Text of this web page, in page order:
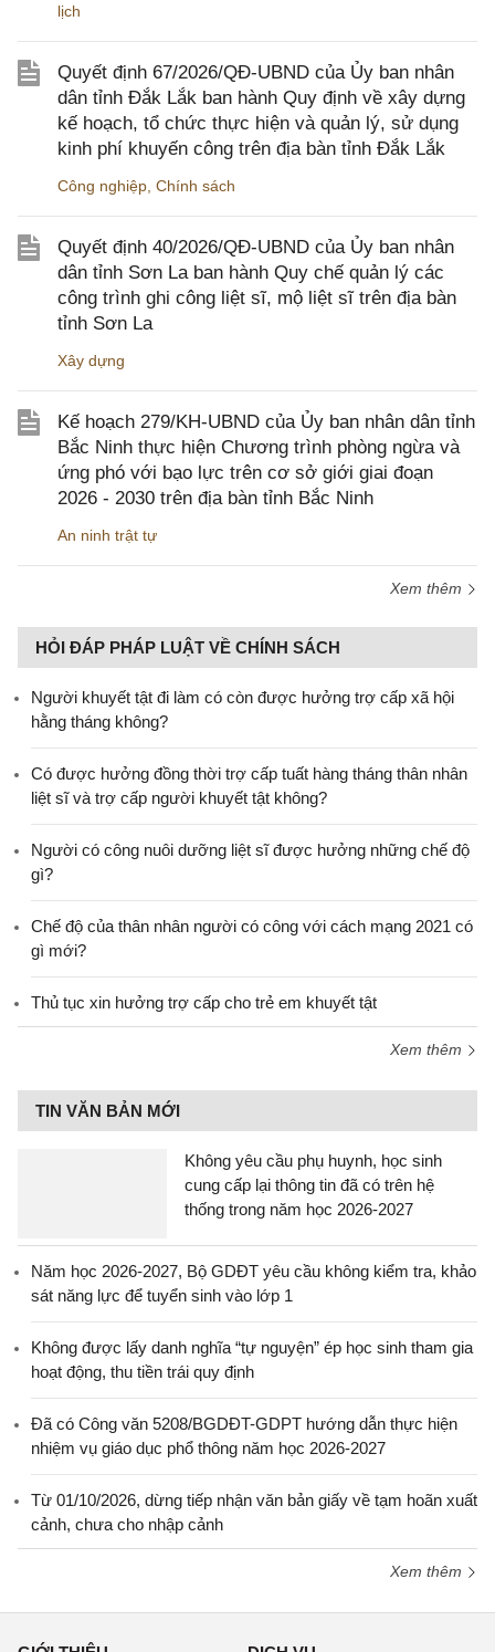
lịch
Quyết định 67/2026/QĐ-UBND của Ủy ban nhân
dân tỉnh Đắk Lắk ban hành Quy định về xây dựng
kế hoạch, tổ chức thực hiện và quản lý, sử dụng
kinh phí khuyến công trên địa bàn tỉnh Đắk Lắk
Công nghiệp Chính sách
Quyết định 40/2026/QĐ-UBND của Ủy ban nhân
dân tỉnh Sơn La ban hành Quy chế quản lý các
công trình ghi công liệt sĩ, mộ liệt sĩ trên địa bàn
tỉnh Sơn La
Xây dựng
Kế hoạch 279/KH-UBND của Ủy ban nhân dân tỉnh
Bắc Ninh thực hiện Chương trình phòng ngừa và
ứng phó với bạo lực trên cơ sở giới giai đoạn
2026 - 2030 trên địa bàn tỉnh Bắc Ninh
An ninh trật tự
Xem thêm
HỎI ĐÁP PHÁP LUẬT VỀ CHÍNH SÁCH
Người khuyết tật đi làm có còn được hưởng trợ cấp xã hội
hằng tháng không?
​Có được hưởng đồng thời trợ cấp tuất hàng tháng thân nhân
liệt sĩ và trợ cấp người khuyết tật không?
Người có công nuôi dưỡng liệt sĩ được hưởng những chế độ
gì?
Chế độ của thân nhân người có công với cách mạng 2021 có
gì mới?
Thủ tục xin hưởng trợ cấp cho trẻ em khuyết tật
Xem thêm
TIN VĂN BẢN MỚI
Không yêu cầu phụ huynh, học sinh
cung cấp lại thông tin đã có trên hệ
thống trong năm học 2026-2027
Năm học 2026-2027, Bộ GDĐT yêu cầu không kiểm tra, khảo
sát năng lực để tuyển sinh vào lớp 1
Không được lấy danh nghĩa “tự nguyện” ép học sinh tham gia
hoạt động, thu tiền trái quy định
Đã có Công văn 5208/BGDĐT-GDPT hướng dẫn thực hiện
nhiệm vụ giáo dục phổ thông năm học 2026-2027
Từ 01/10/2026, dừng tiếp nhận văn bản giấy về tạm hoãn xuất
cảnh, chưa cho nhập cảnh
Xem thêm